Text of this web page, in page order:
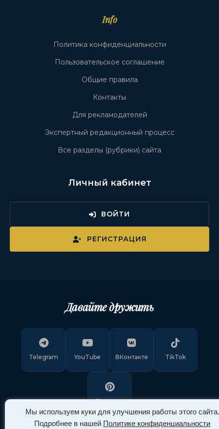
Мы используем куки для улучшения работы этого сайта.
Подробнее в нашей Политике конфиденциальности
Info
Политика конфиденциальности
Пользовательское соглашение
Общие правила
Контакты
Для рекламодателей
Экспертный редакционный процесс
Все разделы (рубрики) сайта
Личный кабинет
ВОЙТИ
РЕГИСТРАЦИЯ
Давайте дружить
Telegram YouTube ВКонтакте TikTok
Pinterest